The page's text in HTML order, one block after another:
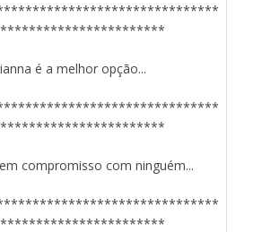
é a melhor opção...
compromisso com ninguém...